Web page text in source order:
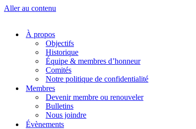
Aller au contenu
À propos
Objectifs
Historique
Équipe & membres d’honneur
Comités
Notre politique de confidentialité
Membres
Devenir membre ou renouveler
Bulletins
Nous joindre
Évènements